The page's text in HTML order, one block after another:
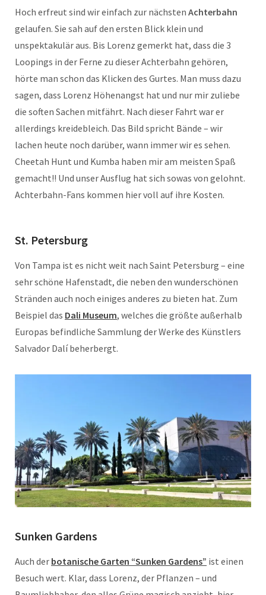
Hoch erfreut sind wir einfach zur nächsten Achterbahn
gelaufen. Sie sah auf den ersten Blick klein und
unspektakulär aus. Bis Lorenz gemerkt hat, dass die 3
Loopings in der Ferne zu dieser Achterbahn gehören,
hörte man schon das Klicken des Gurtes. Man muss dazu
sagen, dass Lorenz Höhenangst hat und nur mir zuliebe
die soften Sachen mitfährt. Nach dieser Fahrt war er
allerdings kreidebleich. Das Bild spricht Bände – wir
lachen heute noch darüber, wann immer wir es sehen.
Cheetah Hunt und Kumba haben mir am meisten Spaß
gemacht!! Und unser Ausflug hat sich sowas von gelohnt.
Achterbahn-Fans kommen hier voll auf ihre Kosten.
St. Petersburg
Von Tampa ist es nicht weit nach Saint Petersburg – eine
sehr schöne Hafenstadt, die neben den wunderschönen
Stränden auch noch einiges anderes zu bieten hat. Zum
Beispiel das Dali Museum, welches die größte außerhalb
Europas befindliche Sammlung der Werke des Künstlers
Salvador Dalí beherbergt.
Sunken Gardens
Auch der botanische Garten “Sunken Gardens” ist einen
Besuch wert. Klar, dass Lorenz, der Pflanzen – und